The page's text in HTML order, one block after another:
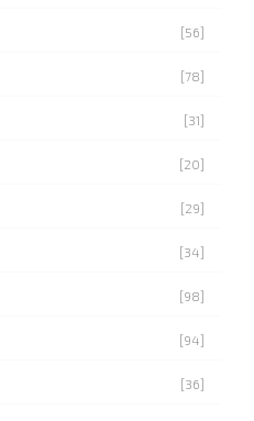
[56]
[78]
[31]
[20]
[29]
[34]
[98]
[94]
[36]